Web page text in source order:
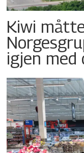
Kiwi
igjen med